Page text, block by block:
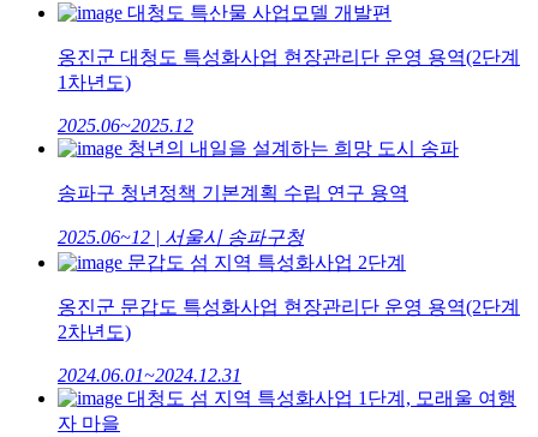
대청도 특산물 사업모델 개발편
옹진군 대청도 특성화사업 현장관리단 운영 용역(2단계
1차년도)
2025.06~2025.12
청년의 내일을 설계하는 희망 도시 송파
송파구 청년정책 기본계획 수립 연구 용역
2025.06~12 | 서울시 송파구청
문갑도 섬 지역 특성화사업 2단계
옹진군 문갑도 특성화사업 현장관리단 운영 용역(2단계
2차년도)
2024.06.01~2024.12.31
대청도 섬 지역 특성화사업 1단계, 모래울 여행
자 마을